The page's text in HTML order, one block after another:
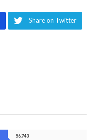
Share on Twitter
56,743